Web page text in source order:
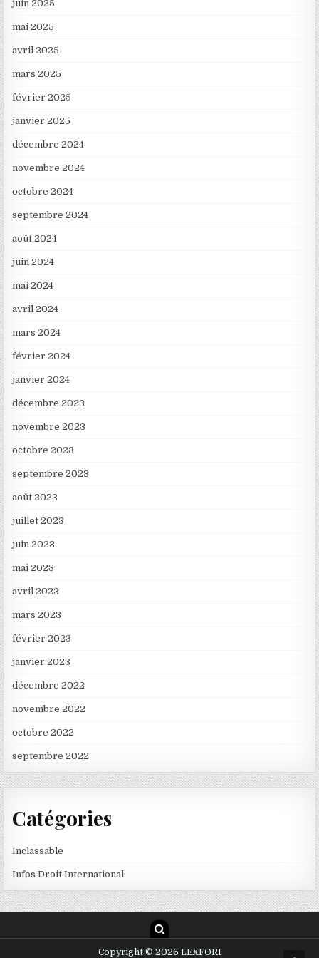
juin 2025
mai 2025
avril 2025
mars 2025
février 2025
janvier 2025
décembre 2024
novembre 2024
octobre 2024
septembre 2024
août 2024
juin 2024
mai 2024
avril 2024
mars 2024
février 2024
janvier 2024
décembre 2023
novembre 2023
octobre 2023
septembre 2023
août 2023
juillet 2023
juin 2023
mai 2023
avril 2023
mars 2023
février 2023
janvier 2023
décembre 2022
novembre 2022
octobre 2022
septembre 2022
Catégories
Inclassable
Infos Droit International:
Copyright © 2026 LEXFORI